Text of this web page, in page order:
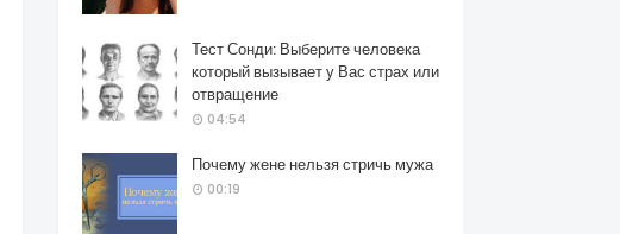
Тест Сонди: Выберите человека
который вызывает у Вас страх или
отвращение
04:54
Почему жене нельзя стричь мужа
00:19